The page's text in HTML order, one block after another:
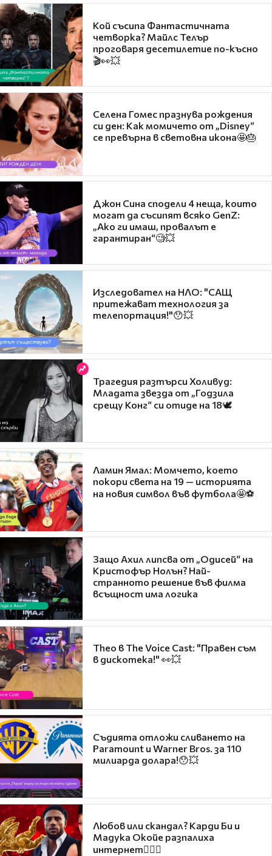
Кой съсипа Фантастичната
четворка? Майлс Телър
проговаря десетилетие по-късно
🎬👀💥
Селена Гомес празнува рождения
си ден: Как момичето от „Disney“
се превърна в световна икона🤩🎂
Джон Сина сподели 4 неща, които
могат да съсипят всяко GenZ:
„Ако ги имаш, провалът е
гарантиран“🧐💥
Изследовател на НЛО: "САЩ
притежават технология за
телепортация!"😯💥
Трагедия разтърси Холивуд:
Младата звезда от „Годзила
срещу Конг“ си отиде на 18🕊️
Ламин Ямал: Момчето, което
покори света на 19 — историята
на новия символ във футбола🤩⚽
Защо Ахил липсва от „Одисей“ на
Кристофър Нолън? Най-
странното решение във филма
всъщност има логика
Theo в The Voice Cast: "Правен съм
в дискотека!" 👀💥
Съдията отложи сливането на
Paramount и Warner Bros. за 110
милиарда долара!😯💥
Любов или скандал? Карди Би и
Мадука Окойе разпалиха
интернет❤️‍🔥🔥